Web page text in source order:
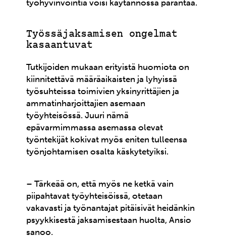
työhyvinvointia voisi käytännössä parantaa.
Työssäjaksamisen ongelmat
kasaantuvat
Tutkijoiden mukaan erityistä huomiota on
kiinnitettävä määräaikaisten ja lyhyissä
työsuhteissa toimivien yksinyrittäjien ja
ammatinharjoittajien asemaan
työyhteisössä. Juuri nämä
epävarmimmassa asemassa olevat
työntekijät kokivat myös eniten tulleensa
työnjohtamisen osalta käskytetyiksi.
– Tärkeää on, että myös ne ketkä vain
piipahtavat työyhteisöissä, otetaan
vakavasti ja työnantajat pitäisivät heidänkin
psyykkisestä jaksamisestaan huolta, Ansio
sanoo.